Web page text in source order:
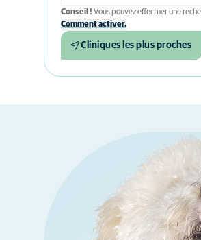
Conseil ! Vous pouvez effectuer une
Comment activer.
Cliniques les plus proches